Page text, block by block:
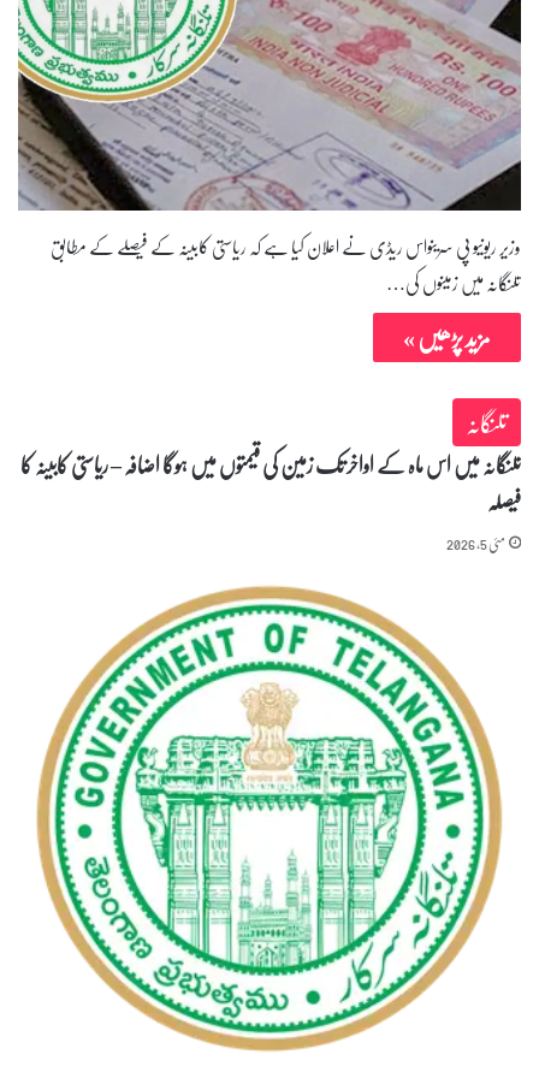
وزیر ریونیو پی سرینواس ریڈی نے اعلان کیا ہے کہ ریاستی کابینہ کے فیصلے کے مطابق
تلنگانہ میں زمینوں کی…
مزید پڑھیں »
تلنگانہ
تلنگانہ میں اس ماہ کے اواخر تک زمین کی قیمتوں میں ہوگا اضافہ – ریاستی کابینہ کا
فیصلہ
مئی 5, 2026